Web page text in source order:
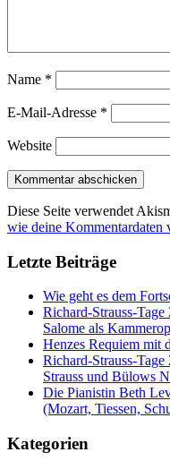
Name *
E-Mail-Adresse *
Website
Diese Seite verwendet
wie deine Kommentardaten
Letzte Beiträge
Wie geht es dem
Richard-Strauss-
Salome als
Henzes Requiem mit
Richard-Strauss-
Strauss und Bülows
Die Pianistin Beth
(Mozart, Tiessen,
Kategorien